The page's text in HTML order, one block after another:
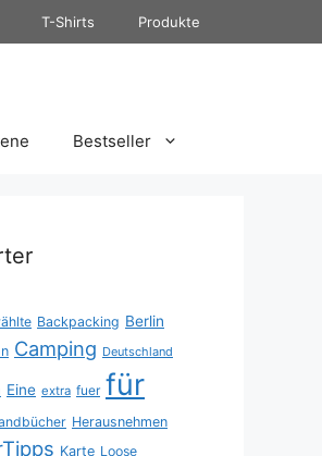
T-Shirts Produkte
Bestseller
Backpacking Berlin
Camping Deutschland
Eine extra fuer für
Herausnehmen
Karte Loose